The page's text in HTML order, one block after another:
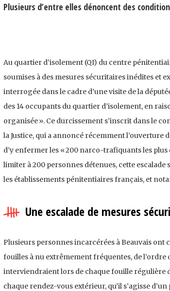
Plusieurs d’entre elles dénoncent des
Au quartier d’isolement (QI) du centre
soumises à des mesures sécuritaires inédites et
interrogée dans le cadre d’une visite de la
des 14 occupants du quartier d’isolement, en
organisée ». Ce durcissement s’inscrit dans le
la Justice, qui a annoncé récemment l’ouverture
d’y enfermer les « 200 narco-trafiquants les plus
limiter à 200 personnes détenues, cette
les établissements pénitentiaires français, et
Une escalade de mesures
Plusieurs personnes incarcérées à Beauvais ont
fouilles à nu extrêmement fréquentes, de l’ordre
interviendraient lors de chaque fouille régulière
chaque rendez-vous extérieur, qu’il s’agisse